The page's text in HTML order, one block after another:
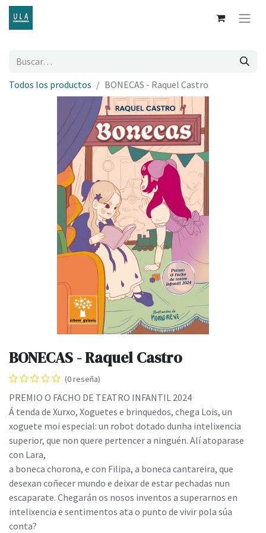
Todos los productos BONECAS - Raquel Castro
BONECAS - Raquel Castro
(0 reseña)
PREMIO O FACHO DE TEATRO INFANTIL 2024
Á tenda de Xurxo, Xoguetes e brinquedos, chega Lois, un
xoguete moi especial: un robot dotado dunha intelixencia
superior, que non quere pertencer a ninguén. Alí atoparase
con Lara,
a boneca chorona, e con Filipa, a boneca cantareira, que
desexan coñecer mundo e deixar de estar pechadas nun
escaparate. Chegarán os nosos inventos a superarnos en
intelixencia e sentimentos ata o punto de vivir pola súa
conta?